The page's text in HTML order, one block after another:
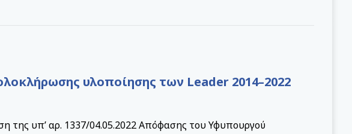
υλοποίησης των Leader 2014–2022
της υπ’ αρ. 1337/04.05.2022 Απόφασης του Υφυπουργού